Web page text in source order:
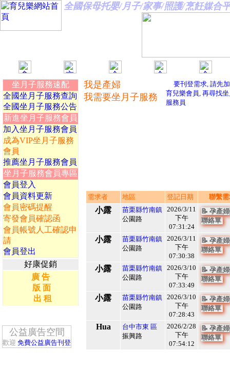
全國保母托嬰/月子/家事/照護/烹飪媒合
坐月子服務速配
全國坐月子服務查詢
全國坐月子服務公告
新進坐月子服務會員
加入坐月子服務會員
成為VIP坐月子服務
會員
推薦坐月子服務會員
坐月子服務會員專區
會員登入
會員資料更新
會員密碼提醒
寄發會員確認函
會員帳號人工確認申
請
會員登出
好康促銷
廣 告
版 面
出 租
公益廣告空間
歡迎 免費公益廣告刊登
我是產婦
我需要坐月子服務
要刊登需求, 請先
育兒樂會員, 再尋找
服務員
需求者 地區 登記日期 聯繫
小露
苗栗縣竹南鎮
公園路
2026/3/11
下午
07:31:24
📝 孕產婦
聯絡單
小露
苗栗縣竹南鎮
公園路
2026/3/11
下午
07:30:38
📝 孕產婦
聯絡單
小露
苗栗縣竹南鎮
公園路
2026/3/10
下午
07:33:49
📝 孕產婦
聯絡單
小露
苗栗縣竹南鎮
公園路
2026/3/10
下午
07:28:43
📝 孕產婦
聯絡單
Hua
台中市東 區
振興路
2026/2/28
下午
07:54:12
📝 孕產婦
聯絡單